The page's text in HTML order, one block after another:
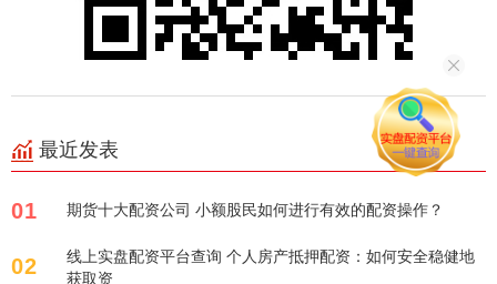
最近发表
01 期货十大配资公司 小额股民如何进行有效的配资操作？
02
线上实盘配资平台查询 个人房产抵押配资：如何安全稳健地
获取资